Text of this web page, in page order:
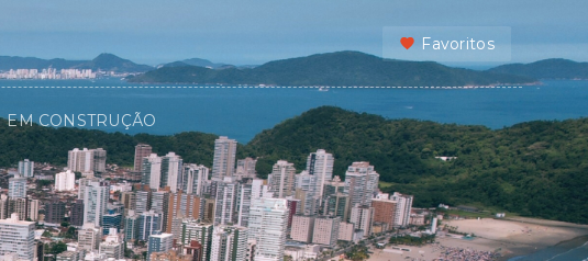
Favoritos
EM CONSTRUÇÃO